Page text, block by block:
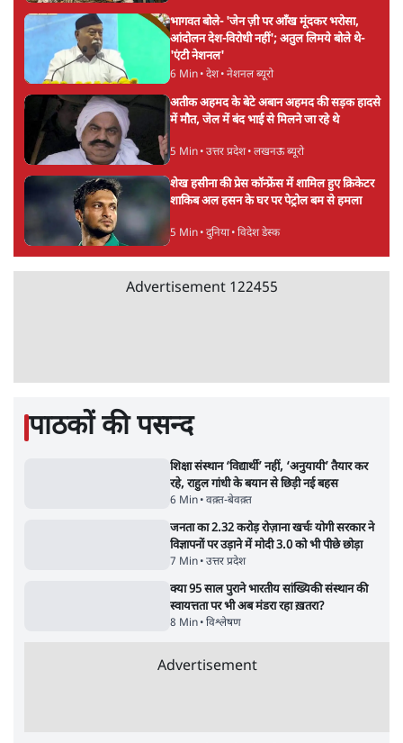
भागवत बोले- 'जेन ज़ी पर आँख मूंदकर भरोसा,
आंदोलन देश-विरोधी नहीं'; अतुल लिमये बोले थे-
'एंटी नेशनल'
6 Min• देश• नेशनल ब्यूरो
अतीक अहमद के बेटे अबान अहमद की सड़क हादसे
में मौत, जेल में बंद भाई से मिलने जा रहे थे
5 Min• उत्तर प्रदेश• लखनऊ ब्यूरो
शेख हसीना की प्रेस कॉन्फ्रेंस में शामिल हुए क्रिकेटर
शाकिब अल हसन के घर पर पेट्रोल बम से हमला
5 Min• दुनिया• विदेश डेस्क
Advertisement 122455
पाठकों की पसन्द
शिक्षा संस्थान ‘विद्यार्थी’ नहीं, ‘अनुयायी’ तैयार कर
रहे, राहुल गांधी के बयान से छिड़ी नई बहस
6 Min• वक़्त-बेवक़्त
जनता का 2.32 करोड़ रोज़ाना खर्चः योगी सरकार ने
विज्ञापनों पर उड़ाने में मोदी 3.0 को भी पीछे छोड़ा
7 Min• उत्तर प्रदेश
क्या 95 साल पुराने भारतीय सांख्यिकी संस्थान की
स्वायत्तता पर भी अब मंडरा रहा ख़तरा?
8 Min• विश्लेषण
Advertisement